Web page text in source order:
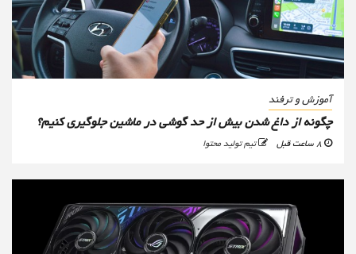
آموزش و ترفند
چگونه از داغ شدن بیش از حد گوشی در ماشین جلوگیری کنیم؟
تیم تولید محتوا